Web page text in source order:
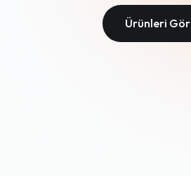
Ürünleri Gör